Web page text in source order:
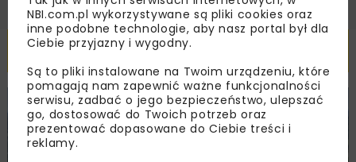
Powiązane artykuły
KOLEJ WIADOMOŚCI INWESTYCJE
NBI.com.pl wykorzystywane są pliki cookies oraz
inne podobne technologie, aby nasz portal był dla
Ciebie przyjazny i wygodny.
Są to pliki instalowane na Twoim urządzeniu, które
pomagają nam zapewnić ważne funkcjonalności
serwisu, zadbać o jego bezpieczeństwo, ulepszać
go, dostosować do Twoich potrzeb oraz
prezentować dopasowane do Ciebie treści i
reklamy.